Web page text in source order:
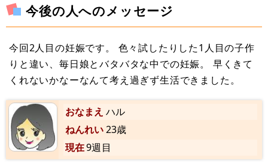
今後の人へのメッセージ
今回2人目の妊娠です。 色々試したりした1人目の子作
りと違い、毎日娘とバタバタな中での妊娠。 早くきて
くれないかなーなんて考え過ぎず生活できました。
おなまえ ハル
ねんれい23歳
現在9週目